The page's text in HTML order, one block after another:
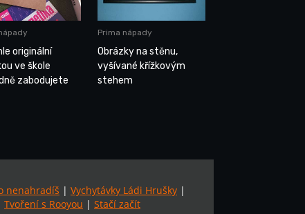
originální
ve škole
zabodujete
Prima nápady
Obrázky na stěnu,
vyšívané křížkovým
stehem
nenahradíš | Vychytávky Ládi Hrušky |
Tvoření s Rooyou | Stačí začít